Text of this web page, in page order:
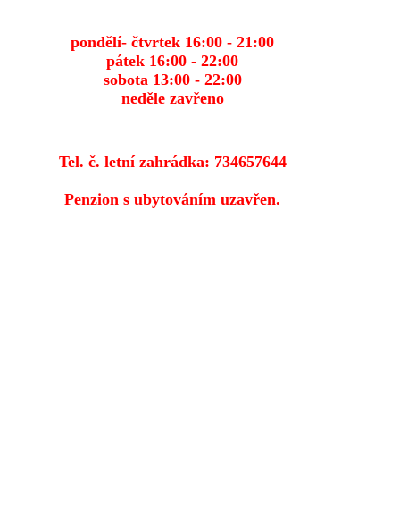
pondělí- čtvrtek 16:00 - 21:00
pátek 16:00 - 22:00
sobota 13:00 - 22:00
neděle zavřeno
Tel. č. letní zahrádka: 734657644
Penzion s ubytováním uzavřen.